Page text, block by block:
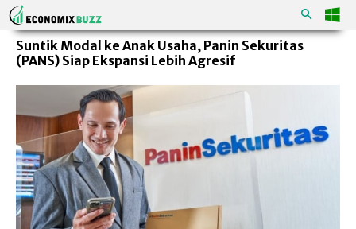
Suntik Modal ke Anak Usaha, Panin Sekuritas
(PANS) Siap Ekspansi Lebih Agresif